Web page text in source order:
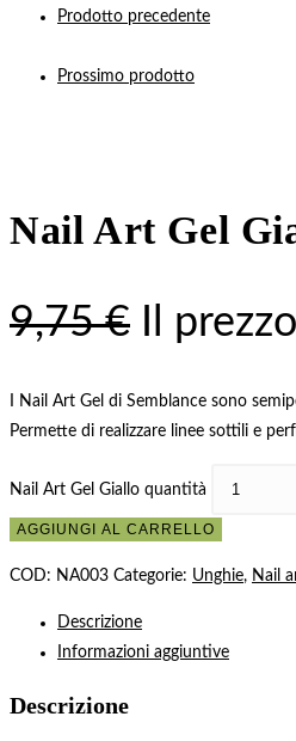
Prodotto precedente
Prossimo prodotto
Nail Art Gel
9,75€ Il
I Nail Art Gel di Semblance sono
Permette di realizzare linee sottili e
Nail Art Gel Giallo quantità
AGGIUNGI AL CARRELLO
COD: NA003 Categorie: Unghie, Nail
Descrizione
Informazioni aggiuntive
Descrizione